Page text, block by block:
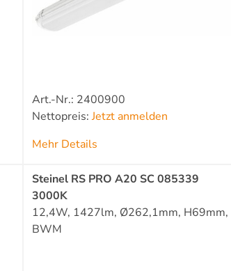
Art.-Nr.: 2400900
Nettopreis:Jetzt anmelden
Mehr Details
Steinel RS PRO A20 SC 085339
3000K
12,4W, 1427lm, Ø262,1mm, H69mm,
BWM